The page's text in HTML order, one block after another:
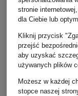
Nike
270
stronie
dla Ciebie lub
Kliknij przycisk
przejść
aby uzyskać
używanych plików
Możesz w każdej
stopce naszej